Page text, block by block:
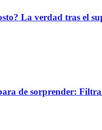
La verdad tras el
de sorprender: